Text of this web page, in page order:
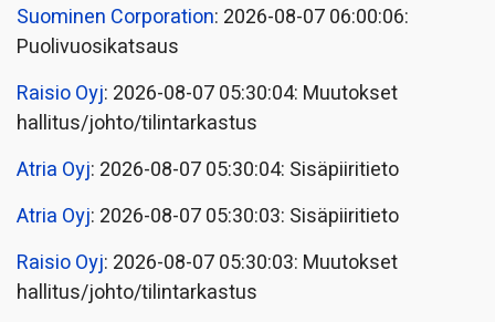
Suominen Corporation: 2026-08-07 06:00:06:
Puolivuosikatsaus
Raisio Oyj: 2026-08-07 05:30:04: Muutokset
hallitus/johto/tilintarkastus
Atria Oyj: 2026-08-07 05:30:04: Sisäpiiritieto
Atria Oyj: 2026-08-07 05:30:03: Sisäpiiritieto
Raisio Oyj: 2026-08-07 05:30:03: Muutokset
hallitus/johto/tilintarkastus